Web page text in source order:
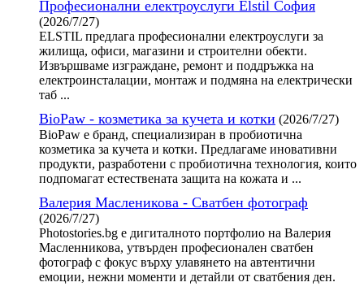
Професионални електроуслуги Elstil София
(2026/7/27)
ELSTIL предлага професионални електроуслуги за
жилища, офиси, магазини и строителни обекти.
Извършваме изграждане, ремонт и поддръжка на
електроинсталации, монтаж и подмяна на електрически
таб ...
BioPaw - козметика за кучета и котки (2026/7/27)
BioPaw е бранд, специализиран в пробиотична
козметика за кучета и котки. Предлагаме иновативни
продукти, разработени с пробиотична технология, които
подпомагат естествената защита на кожата и ...
Валерия Масленикова - Сватбен фотограф
(2026/7/27)
Photostories.bg е дигиталното портфолио на Валерия
Масленникова, утвърден професионален сватбен
фотограф с фокус върху улавянето на автентични
емоции, нежни моменти и детайли от сватбения ден.